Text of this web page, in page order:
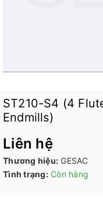
ST210-S4 (4
Endmills)
Liên hệ
Thương hiệu: GESAC
Tình trạng: Còn hàng